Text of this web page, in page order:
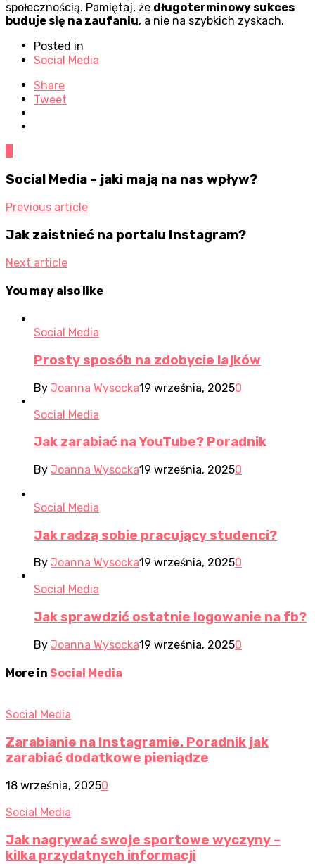
społecznością. Pamiętaj, że długoterminowy sukces
buduje się na zaufaniu, a nie na szybkich zyskach.
Posted in
Social Media
Share
Tweet
Social Media – jaki mają na nas wpływ?
Previous article
Jak zaistnieć na portalu Instagram?
Next article
You may also like
Social Media
Prosty sposób na zdobycie lajków
By Joanna Wysocka19 września, 20250
Social Media
Jak zarabiać na YouTube? Poradnik
By Joanna Wysocka19 września, 20250
Social Media
Jak radzą sobie pracujący studenci?
By Joanna Wysocka19 września, 20250
Social Media
Jak sprawdzić ostatnie logowanie na fb?
By Joanna Wysocka19 września, 20250
More in Social Media
Social Media
Zarabianie na Instagramie. Poradnik jak
zarabiać dodatkowe pieniądze
18 września, 20250
Social Media
Jak nagrywać swoje sportowe wyczyny –
kilka przydatnych informacji